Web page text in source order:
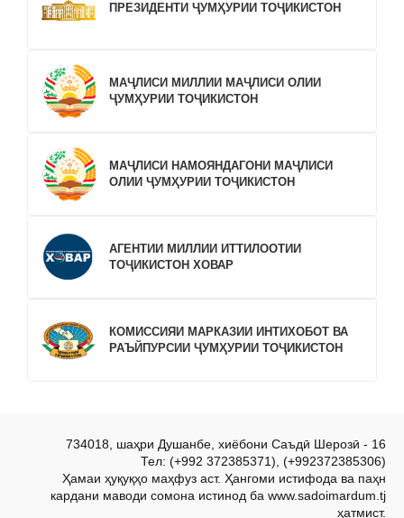
ПРЕЗИДЕНТИ ҶУМҲУРИИ ТОҶИКИСТОН
МАҶЛИСИ МИЛЛИИ МАҶЛИСИ ОЛИИ
ҶУМҲУРИИ ТОҶИКИСТОН
МАҶЛИСИ НАМОЯНДАГОНИ МАҶЛИСИ
ОЛИИ ҶУМҲУРИИ ТОҶИКИСТОН
АГЕНТИИ МИЛЛИИ ИТТИЛООТИИ
ТОҶИКИСТОН ХОВАР
КОМИССИЯИ МАРКАЗИИ ИНТИХОБОТ ВА
РАЪЙПУРСИИ ҶУМҲУРИИ ТОҶИКИСТОН
734018, шаҳри Душанбе, хиёбони Саъдӣ Шерозӣ - 16
Тел: (+992 372385371), (+992372385306)
Ҳамаи ҳуқуқҳо маҳфуз аст. Ҳангоми истифода ва паҳн
кардани маводи сомона истинод ба www.sadoimardum.tj
ҳатмист.